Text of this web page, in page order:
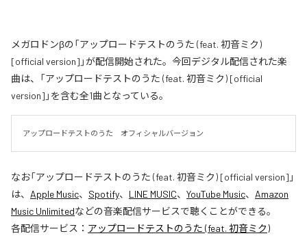
メガロドンβの「アップロードテストのうた (feat. 初音ミク)
[official version]」が配信開始された。今回デジタル配信された楽
曲は、「アップロードテストのうた (feat. 初音ミク) [official
version]」を含む全1曲となっている。
アップロードテストのうた　オフィシャルバージョン
なお「アップロードテストのうた (feat. 初音ミク) [official version] 」
は、 Apple Music、 Spotify、 LINE MUSIC、 YouTube Music、 Amazon
Music Unlimitedなどの音楽配信サービスで聴くことができる。
各配信サービス： アップロードテストのうた (feat. 初音ミク)